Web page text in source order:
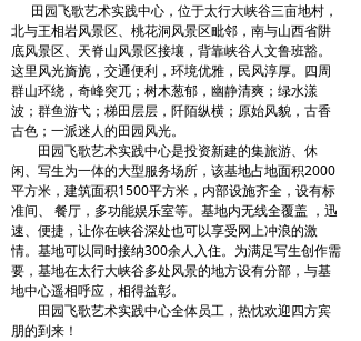
田园飞歌艺术实践中心，位于太行大峡谷三亩地村，
北与王相岩风景区、桃花洞风景区毗邻，南与山西省阱
底风景区、天脊山风景区接壤，背靠峡谷人文鲁班豁。
这里风光旖旎，交通便利，环境优雅，民风淳厚。四周
群山环绕，奇峰突兀；树木葱郁，幽静清爽；绿水漾
波；群鱼游弋；梯田层层，阡陌纵横；原始风貌，古香
古色；一派迷人的田园风光。
田园飞歌艺术实践中心是投资新建的集旅游、休
闲、写生为一体的大型服务场所，该基地占地面积2000
平方米，建筑面积1500平方米，内部设施齐全，设有标
准间、 餐厅，多功能娱乐室等。基地内无线全覆盖 ，迅
速、便捷，让你在峡谷深处也可以享受网上冲浪的激
情。基地可以同时接纳300余人入住。为满足写生创作需
要，基地在太行大峡谷多处风景的地方设有分部，与基
地中心遥相呼应，相得益彰。
田园飞歌艺术实践中心全体员工，热忱欢迎四方宾
朋的到来！